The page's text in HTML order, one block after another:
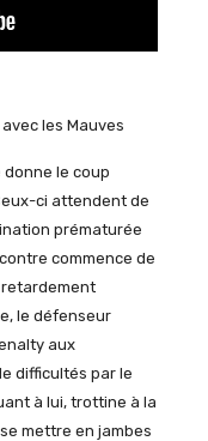
les Mauves
donne le coup
ci attendent de
prématurée
commence de
retardement
le défenseur
aux
difficultés par le
à lui, trottine à la
mettre en jambes